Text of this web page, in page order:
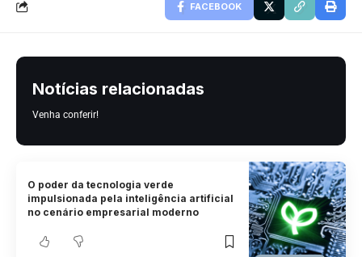
FACEBOOK
Notícias relacionadas
Venha conferir!
O poder da tecnologia verde
impulsionada pela inteligência artificial
no cenário empresarial moderno